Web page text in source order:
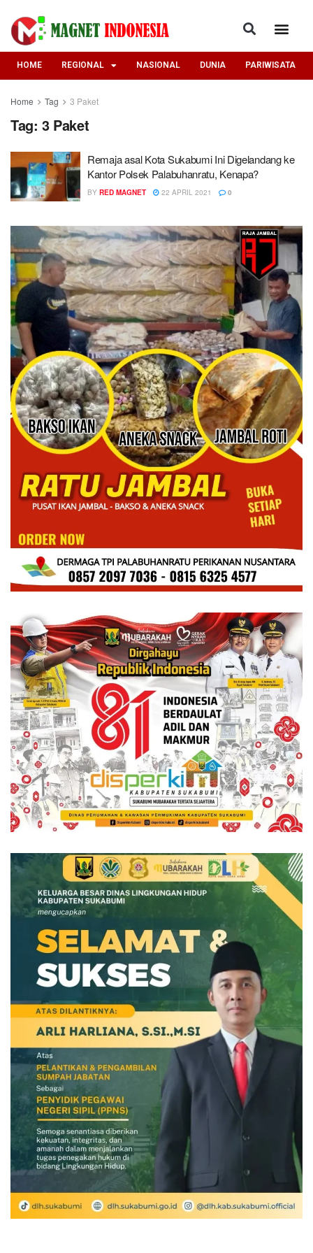
HOME REGIONAL NASIONAL DUNIA PARIWISATA
Home Tag 3 Paket
Tag: 3 Paket
Remaja asal Kota Sukabumi Ini Digelandang ke
Kantor Polsek Palabuhanratu, Kenapa?
BY RED MAGNET 22 APRIL 2021 0